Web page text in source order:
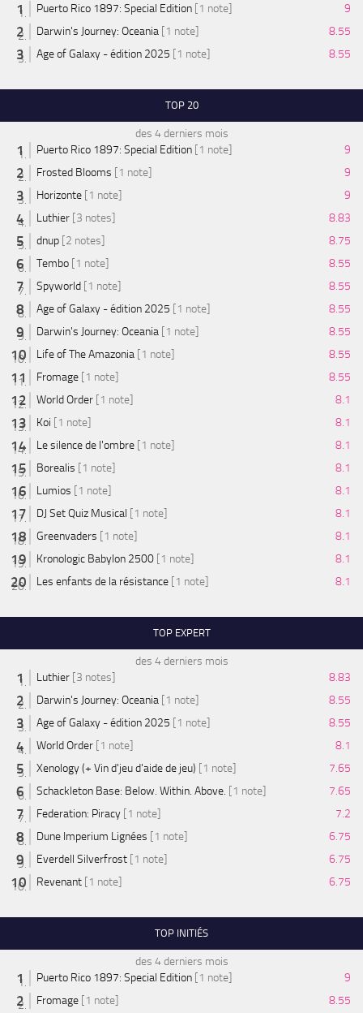
Puerto Rico 1897: Special Edition [1 note]
9
Darwin's Journey: Oceania [1 note]
8.55
Age of Galaxy - édition 2025 [1 note] 8.55
TOP 20
des 4 derniers mois
Puerto Rico 1897: Special Edition [1 note]
9
Frosted Blooms [1 note]
9
Horizonte [1 note]
9
Luthier [3 notes]
8.83
dnup [2 notes]
8.75
Tembo [1 note]
8.55
Spyworld [1 note]
8.55
Age of Galaxy - édition 2025 [1 note]
8.55
Darwin's Journey: Oceania [1 note]
8.55
Life of The Amazonia [1 note]
8.55
Fromage [1 note]
8.55
World Order [1 note]
8.1
Koi [1 note]
8.1
Le silence de l'ombre [1 note]
8.1
Borealis [1 note]
8.1
Lumios [1 note]
8.1
DJ Set Quiz Musical [1 note]
8.1
Greenvaders [1 note]
8.1
Kronologic Babylon 2500 [1 note]
8.1
Les enfants de la résistance [1 note] 8.1
TOP EXPERT
des 4 derniers mois
Luthier [3 notes]
8.83
Darwin's Journey: Oceania [1 note]
8.55
Age of Galaxy - édition 2025 [1 note]
8.55
World Order [1 note]
8.1
Xenology (+ Vin d'jeu d'aide de jeu) [1 note]
7.65
Schackleton Base: Below. Within. Above. [1 note]
7.65
Federation: Piracy [1 note]
7.2
Dune Imperium Lignées [1 note]
6.75
Everdell Silverfrost [1 note]
6.75
Revenant [1 note] 6.75
TOP INITIÉS
des 4 derniers mois
Puerto Rico 1897: Special Edition [1 note]
9
Fromage [1 note] 8.55